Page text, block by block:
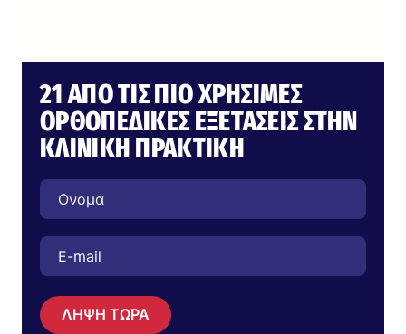
21 ΑΠΌ ΤΙΣ ΠΙΟ ΧΡΉΣΙΜΕΣ
ΟΡΘΟΠΕΔΙΚΈΣ ΕΞΕΤΆΣΕΙΣ ΣΤΗΝ
ΚΛΙΝΙΚΉ ΠΡΑΚΤΙΚΉ
ΛΗΨΗ ΤΩΡΑ